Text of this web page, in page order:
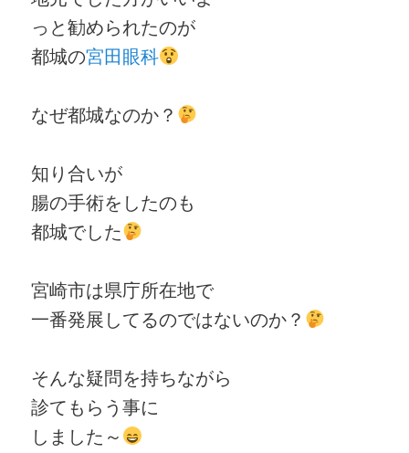
っと勧められたのが
都城の宮田眼科
なぜ都城なのか？
知り合いが
腸の手術をしたのも
都城でした
宮崎市は県庁所在地で
一番発展してるのではないのか？
そんな疑問を持ちながら
診てもらう事に
しました～